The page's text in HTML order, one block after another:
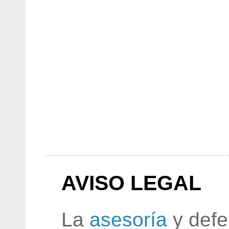
AVISO LEGAL
La asesoría y